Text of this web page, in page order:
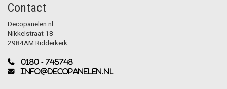
Contact
Decopanelen.nl
Nikkelstraat 18
2984AM Ridderkerk
0180 - 745748
info@decopanelen.nl